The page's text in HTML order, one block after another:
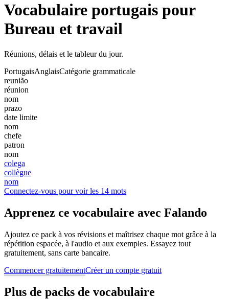
Vocabulaire portugais pour
Bureau et travail
Réunions, délais et le tableur du jour.
PortugaisAnglaisCatégorie grammaticale
reunião
réunion
nom
prazo
date limite
nom
chefe
patron
nom
colega
collègue
nom
Connectez-vous pour voir les 14 mots
Apprenez ce vocabulaire avec Falando
Ajoutez ce pack à vos révisions et maîtrisez chaque mot grâce à la
répétition espacée, à l'audio et aux exemples. Essayez tout
gratuitement, sans carte bancaire.
Commencer gratuitementCréer un compte gratuit
Plus de packs de vocabulaire